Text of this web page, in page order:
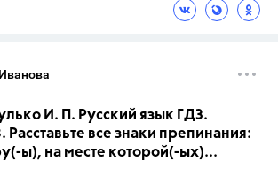
И. П. Русский язык ГДЗ.
Расставьте все знаки препинания:
ы), на месте которой(-ых)...